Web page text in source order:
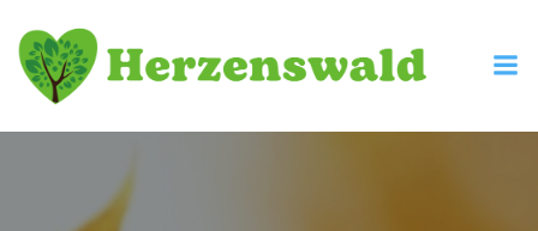
springen